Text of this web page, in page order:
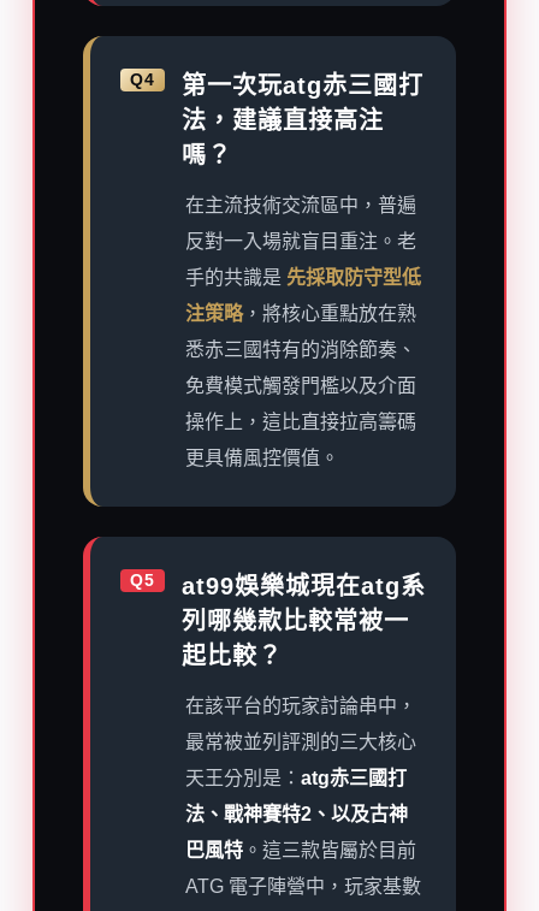
Q4
第一次玩atg赤三國打
法，建議直接高注
嗎？
在主流技術交流區中，普遍
反對一入場就盲目重注。老
手的共識是 先採取防守型低
注策略，將核心重點放在熟
悉赤三國特有的消除節奏、
免費模式觸發門檻以及介面
操作上，這比直接拉高籌碼
更具備風控價值。
Q5
at99娛樂城現在atg系
列哪幾款比較常被一
起比較？
在該平台的玩家討論串中，
最常被並列評測的三大核心
天王分別是： atg赤三國打
法、戰神賽特2、以及古神
巴風特。這三款皆屬於目前
ATG 電子陣營中，玩家基數